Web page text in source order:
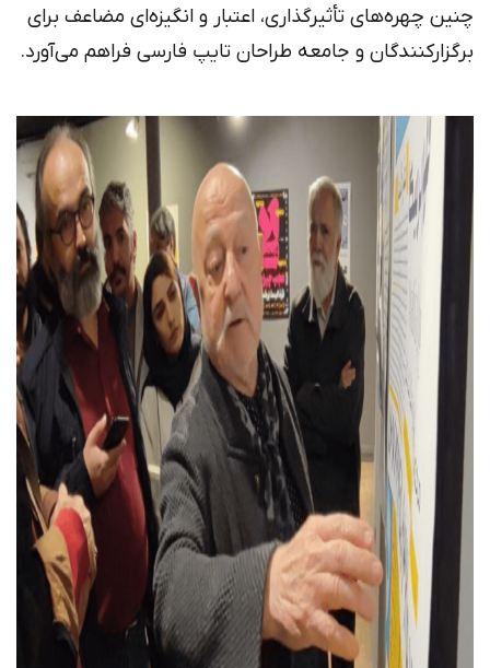
چنین چهره‌های تأثیرگذاری، اعتبار و انگیزه‌ای مضاعف برای
برگزارکنندگان و جامعه طراحان تایپ فارسی فراهم می‌آورد.